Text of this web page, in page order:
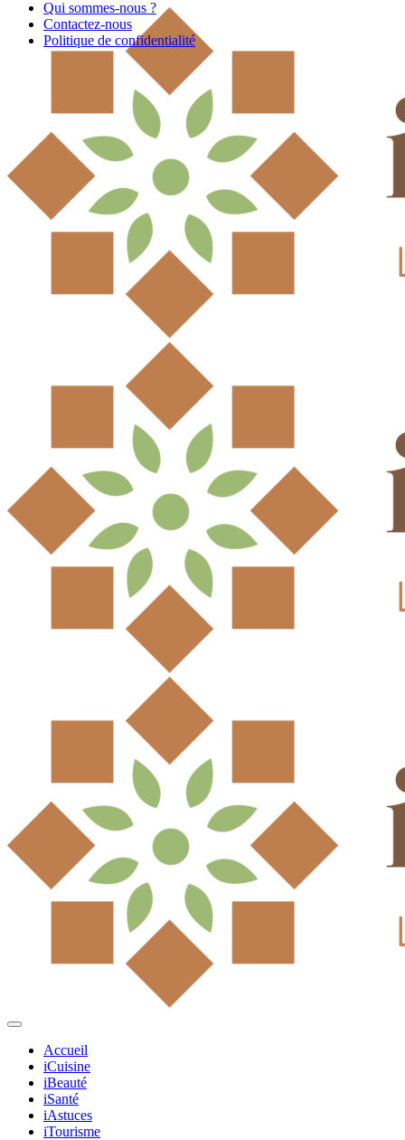
Accueil
iCuisine
iBeauté
iSanté
iAstuces
iTourisme
Qui sommes-nous ?
Contactez-nous
Politique de confidentialité